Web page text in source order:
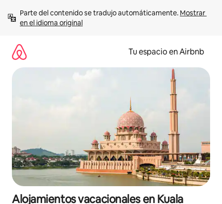
contenido
Parte del contenido se tradujo automáticamente. Mostrar
en el idioma original
Tu espacio en Airbnb
Alojamientos vacacionales en Kuala